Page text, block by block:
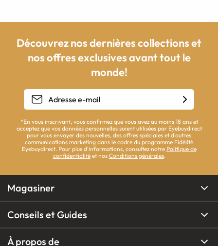
Découvrez nos dernières collections et
nos offres exclusives avant tout le
monde!
*En vous inscrivant, vous confirmez que vous avez au moins 18 ans et
acceptez que vos données personnelles soient utilisées par Eyebuydirect
pour vous envoyer des nouvelles, des offres spéciales et d'autres
communications marketing dans le cadre du programme Fidélité
Eyebuydirect. Pour plus d'informations, consultez notre Politique de
confidentialitéet nos Conditions générales.
Magasiner
Conseils et Guides
À propos de